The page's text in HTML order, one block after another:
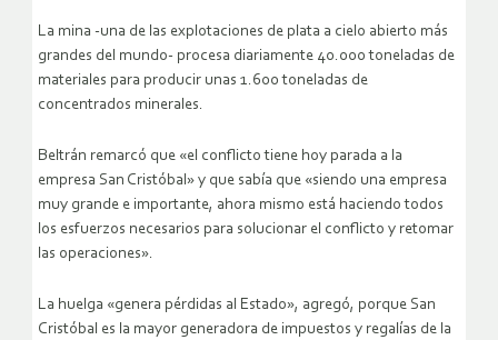
La mina -una de las explotaciones de plata a cielo abierto más
grandes del mundo- procesa diariamente 40.000 toneladas de
materiales para producir unas 1.600 toneladas de
concentrados minerales.
Beltrán remarcó que «el conflicto tiene hoy parada a la
empresa San Cristóbal» y que sabía que «siendo una empresa
muy grande e importante, ahora mismo está haciendo todos
los esfuerzos necesarios para solucionar el conflicto y retomar
las operaciones».
La huelga «genera pérdidas al Estado», agregó, porque San
Cristóbal es la mayor generadora de impuestos y regalías de la